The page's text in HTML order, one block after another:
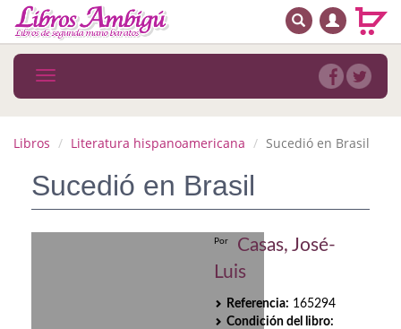
MENÚ PRINCIPAL
Novedades
MATERIAS
BUSCAR
Toggle
navigation
Libros Literatura hispanoamericana Sucedió en Brasil
Sucedió en Brasil
Por
Casas, José-
Luis
Referencia: 165294
Condición del libro: